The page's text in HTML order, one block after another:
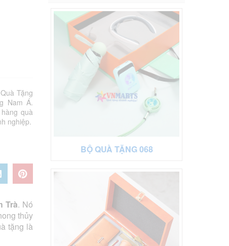
Tặng
Nam Á.
quà
nghiệp.
Trà. Nó
thủy
tặng là
BỘ QUÀ TẶNG 068